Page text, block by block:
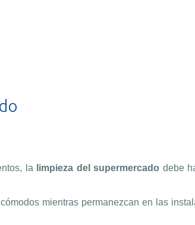
la limpieza del supermercado debe
mientras permanezcan en las